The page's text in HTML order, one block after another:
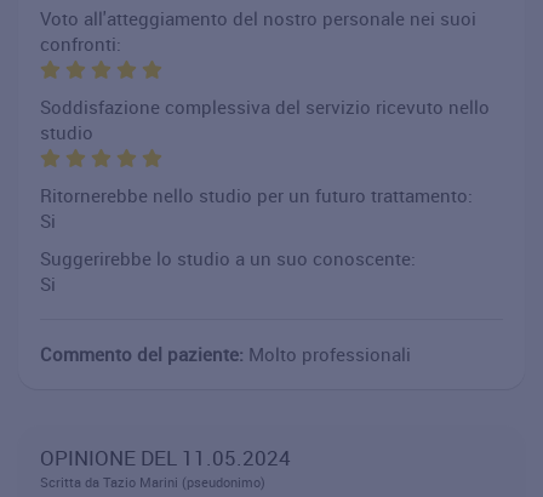
Voto all'atteggiamento del nostro personale nei suoi
confronti:
Soddisfazione complessiva del servizio ricevuto nello
studio
Ritornerebbe nello studio per un futuro trattamento:
Si
Suggerirebbe lo studio a un suo conoscente:
Si
Commento del paziente: Molto professionali
OPINIONE DEL 11.05.2024
Scritta da Tazio Marini (pseudonimo)